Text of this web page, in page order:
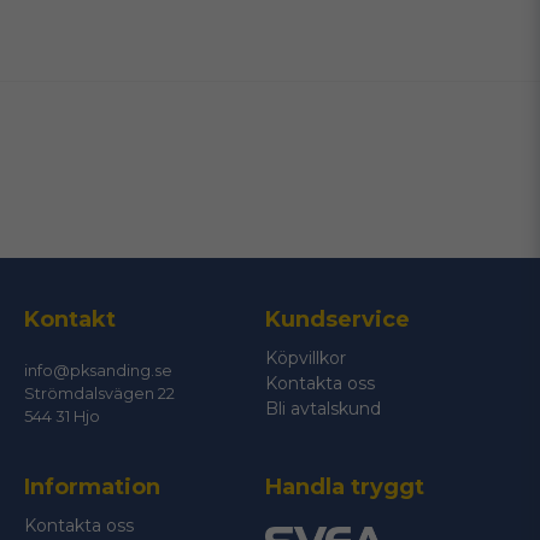
Ja, ni får publicera min fråga
Skicka fråga
Kontakt
info@pksanding.se
Strömdalsvägen 22
544 31 Hjo
Kundservice
Köpvillkor
Kontakta oss
Bli avtalskund
Information
Kontakta oss
Handla tryggt